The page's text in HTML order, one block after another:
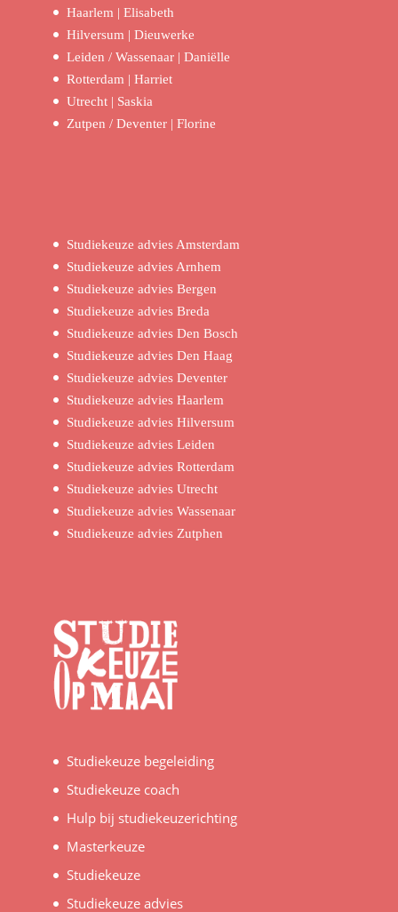
Haarlem | Elisabeth
Hilversum | Dieuwerke
Leiden / Wassenaar | Daniëlle
Rotterdam | Harriet
Utrecht | Saskia
Zutpen / Deventer | Florine
Studiekeuze advies Amsterdam
Studiekeuze advies Arnhem
Studiekeuze advies Bergen
Studiekeuze advies Breda
Studiekeuze advies Den Bosch
Studiekeuze advies Den Haag
Studiekeuze advies Deventer
Studiekeuze advies Haarlem
Studiekeuze advies Hilversum
Studiekeuze advies Leiden
Studiekeuze advies Rotterdam
Studiekeuze advies Utrecht
Studiekeuze advies Wassenaar
Studiekeuze advies Zutphen
Studiekeuze begeleiding
Studiekeuze coach
Hulp bij studiekeuzerichting
Masterkeuze
Studiekeuze
Studiekeuze advies